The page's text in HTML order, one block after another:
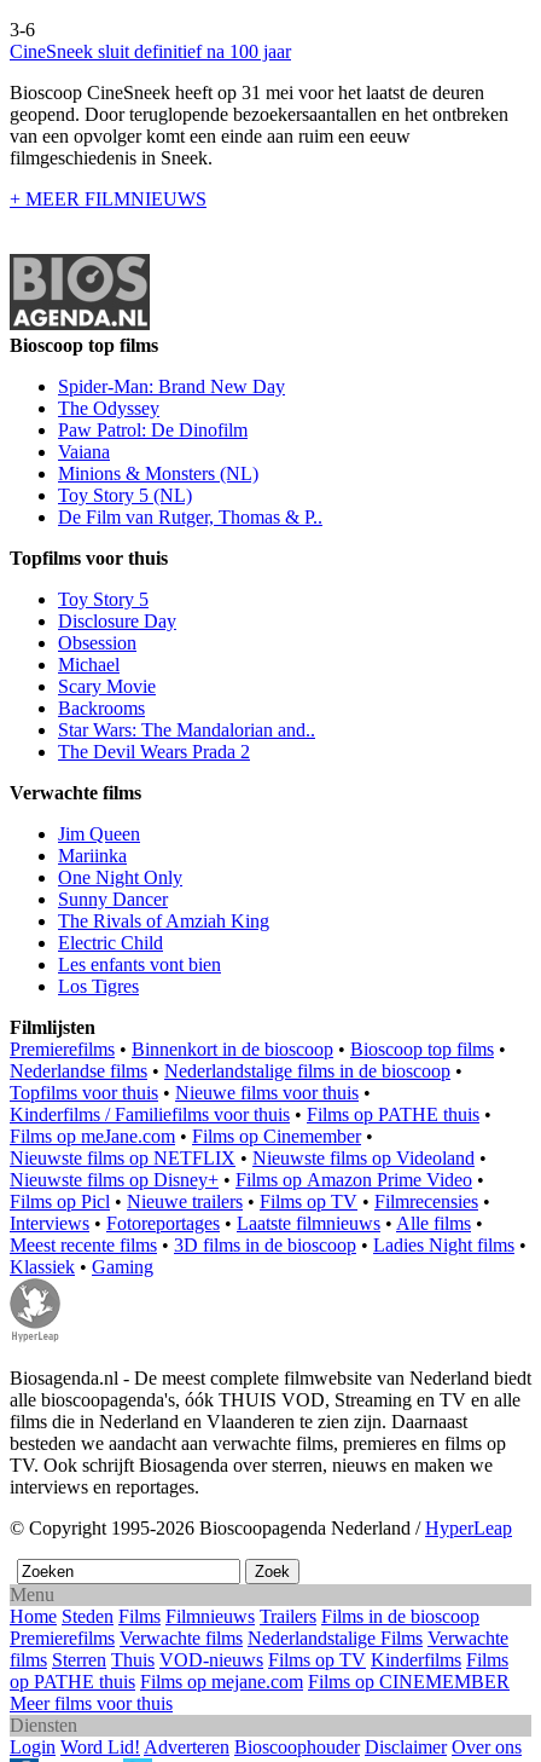
3-6
CineSneek sluit definitief na 100 jaar
Bioscoop CineSneek heeft op 31 mei voor het laatst de deuren
geopend. Door teruglopende bezoekersaantallen en het ontbreken
van een opvolger komt een einde aan ruim een eeuw
filmgeschiedenis in Sneek.
+ MEER FILMNIEUWS
Bioscoop top films
Spider-Man: Brand New Day
The Odyssey
Paw Patrol: De Dinofilm
Vaiana
Minions & Monsters (NL)
Toy Story 5 (NL)
De Film van Rutger, Thomas & P..
Topfilms voor thuis
Toy Story 5
Disclosure Day
Obsession
Michael
Scary Movie
Backrooms
Star Wars: The Mandalorian and..
The Devil Wears Prada 2
Verwachte films
Jim Queen
Mariinka
One Night Only
Sunny Dancer
The Rivals of Amziah King
Electric Child
Les enfants vont bien
Los Tigres
Filmlijsten
Premierefilms • Binnenkort in de bioscoop • Bioscoop top films •
Nederlandse films • Nederlandstalige films in de bioscoop •
Topfilms voor thuis • Nieuwe films voor thuis •
Kinderfilms / Familiefilms voor thuis • Films op PATHE thuis •
Films op meJane.com • Films op Cinemember•
Nieuwste films op NETFLIX • Nieuwste films op Videoland •
Nieuwste films op Disney+ • Films op Amazon Prime Video •
Films op Picl • Nieuwe trailers • Films op TV • Filmrecensies •
Interviews • Fotoreportages • Laatste filmnieuws • Alle films •
Meest recente films • 3D films in de bioscoop • Ladies Night films •
Klassiek • Gaming
Biosagenda.nl - De meest complete filmwebsite van Nederland biedt
alle bioscoopagenda's, óók THUIS VOD, Streaming en TV en alle
films die in Nederland en Vlaanderen te zien zijn. Daarnaast
besteden we aandacht aan verwachte films, premieres en films op
TV. Ook schrijft Biosagenda over sterren, nieuws en maken we
interviews en reportages.
© Copyright 1995-2026 Bioscoopagenda Nederland /HyperLeap
Menu
Home Steden Films Filmnieuws Trailers Films in de bioscoop
Premierefilms Verwachte films Nederlandstalige Films Verwachte
films Sterren Thuis VOD-nieuws Films op TV Kinderfilms Films
op PATHE thuis Films op mejane.com Films op CINEMEMBER
Meer films voor thuis
Diensten
Login Word Lid! Adverteren Bioscoophouder Disclaimer Over ons